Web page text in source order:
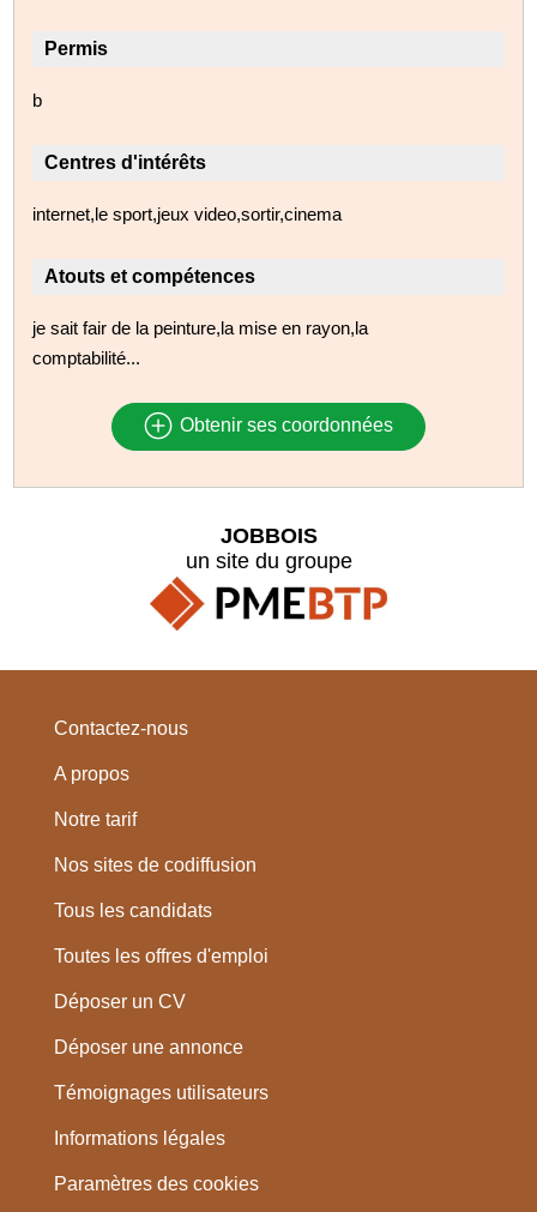
Permis
b
Centres d'intérêts
internet,le sport,jeux video,sortir,cinema
Atouts et compétences
je sait fair de la peinture,la mise en rayon,la
comptabilité...
Obtenir ses coordonnées
JOBBOIS
un site du groupe
Contactez-nous
A propos
Notre tarif
Nos sites de codiffusion
Tous les candidats
Toutes les offres d'emploi
Déposer un CV
Déposer une annonce
Témoignages utilisateurs
Informations légales
Paramètres des cookies